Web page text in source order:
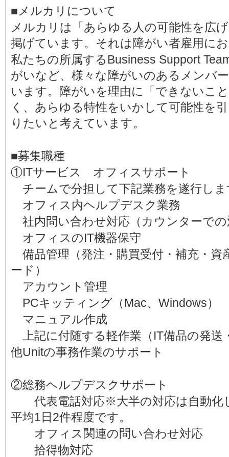
■メルカリについて
メルカリは「あらゆる人の可能性を広
掲げています。それは障がい者雇用に
私たちの所属するBusiness Support
がいなど、様々な障がいのあるメンバ
います。障がいを理由に「できないこ
く、あらゆる特性をいかして可能性を
りたいと考えています。
■募集職種
①ITサービス オフィスサポート
チームで分担して下記業務を遂行しま
オフィス内ヘルプデスク業務
社内問い合わせ対応（カウンターで
オフィスのIT機器保守
備品管理（発注・購買受付・補充・資
ード）
アカウント管理
PCキッティング（Mac、Windows）
マニュアル作成
上記に付随する軽作業（IT備品の発送
他Unitの事務作業のサポート
②総務ヘルプデスクサポート
代表電話対応※大半の対応は自動化
平均1日2件程度です。
オフィス関連の問い合わせ対応
拾得物対応